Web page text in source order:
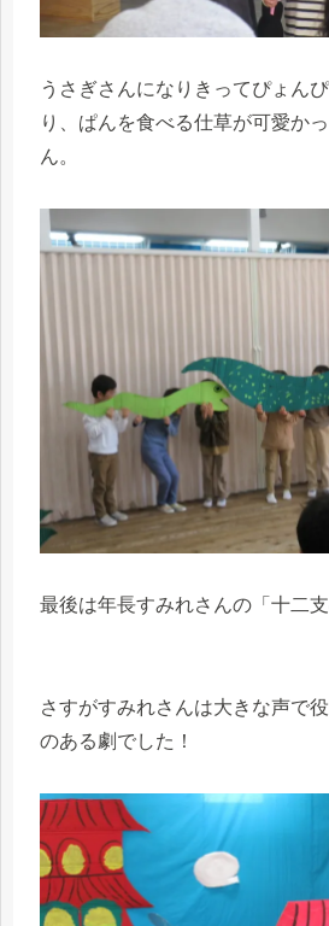
うさぎさんになりきってぴょん
り、ぱんを食べる仕草が可愛か
ん。
最後は年長すみれさんの「十二支
さすがすみれさんは大きな声で
のある劇でした！